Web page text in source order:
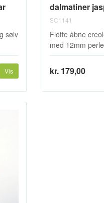
sølv
Vis
dalmatiner
SC1141
Flotte åbne
med 12mm
kr. 179,00